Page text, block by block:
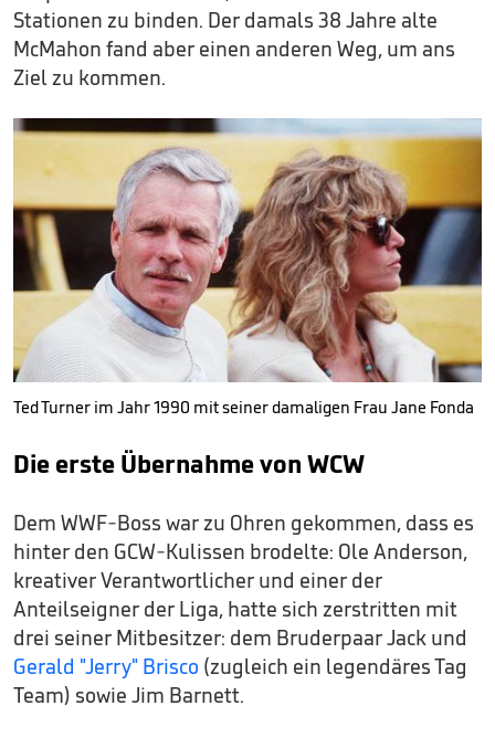
Stationen zu binden. Der damals 38 Jahre alte
McMahon fand aber einen anderen Weg, um ans
Ziel zu kommen.
Ted Turner im Jahr 1990 mit seiner damaligen Frau Jane Fonda
Die erste Übernahme von WCW
Dem WWF-Boss war zu Ohren gekommen, dass es
hinter den GCW-Kulissen brodelte: Ole Anderson,
kreativer Verantwortlicher und einer der
Anteilseigner der Liga, hatte sich zerstritten mit
drei seiner Mitbesitzer: dem Bruderpaar Jack und
Gerald "Jerry" Brisco (zugleich ein legendäres Tag
Team) sowie Jim Barnett.